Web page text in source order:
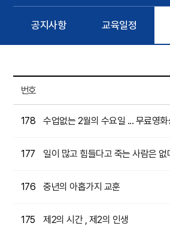
공지사항 교육일정
번호
178 수업없는 2월의 수요일 ... 무료영화
177 일이 많고 힘들다고 죽는 사람은 없
176 중년의 아홉가지 교훈
175 제2의 시간 , 제2의 인생